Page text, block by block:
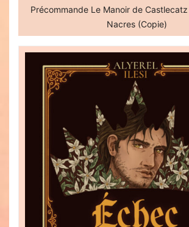
Précommande Le Manoir de
Nacres (Copie)